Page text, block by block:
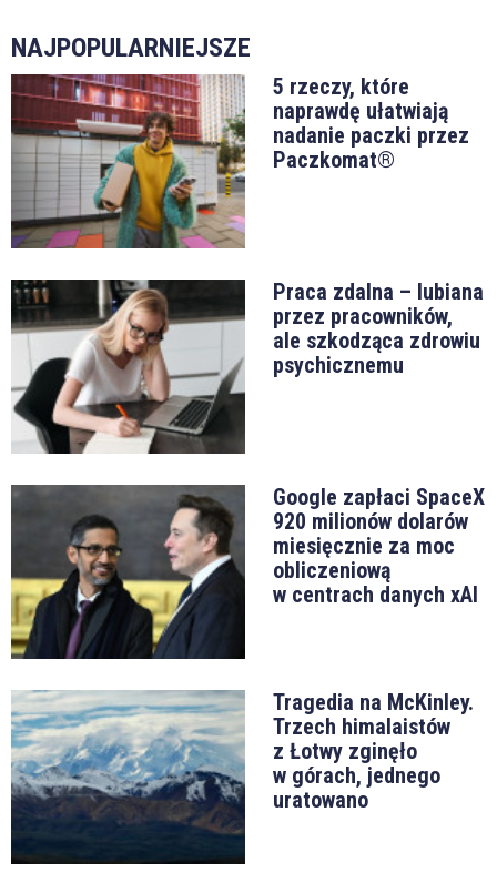
NAJPOPULARNIEJSZE
5 rzeczy, które
naprawdę ułatwiają
nadanie paczki przez
Paczkomat®
Praca zdalna – lubiana
przez pracowników,
ale szkodząca zdrowiu
psychicznemu
Google zapłaci SpaceX
920 milionów dolarów
miesięcznie za moc
obliczeniową
w centrach danych xAI
Tragedia na McKinley.
Trzech himalaistów
z Łotwy zginęło
w górach, jednego
uratowano